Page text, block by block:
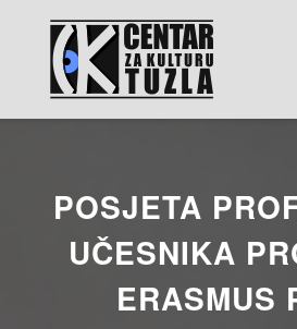
POSJETA
UČESNIKA
ERASMUS